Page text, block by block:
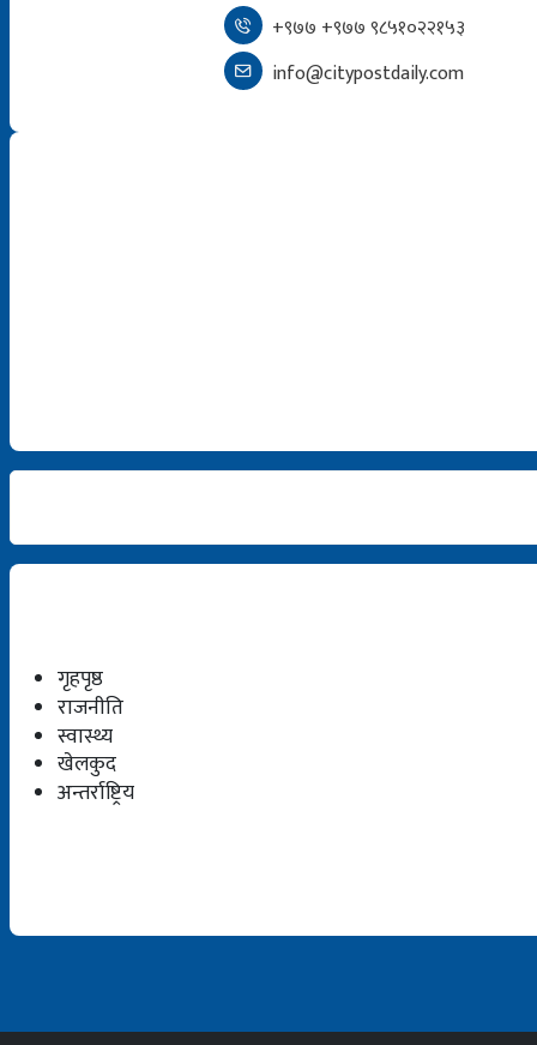
+९७७ +९७७ ९८५१०२२१५३
info@citypostdaily.com
गृहपृष्ठ
राजनीति
स्वास्थ्य
खेलकुद
अन्तर्राष्ट्रिय